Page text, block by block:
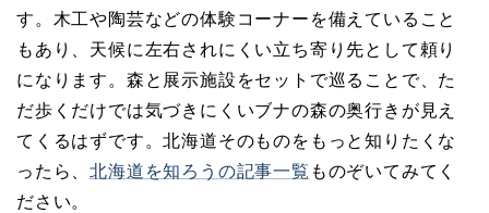
す。木工や陶芸などの体験コーナーを備えていること
もあり、天候に左右されにくい立ち寄り先として頼り
になります。森と展示施設をセットで巡ることで、た
だ歩くだけでは気づきにくいブナの森の奥行きが見え
てくるはずです。北海道そのものをもっと知りたくな
ったら、北海道を知ろうの記事一覧 ものぞいてみてく
ださい。